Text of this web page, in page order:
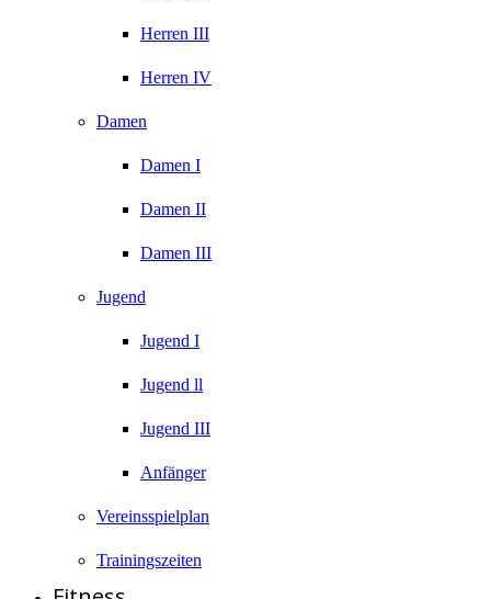
Herren III
Herren IV
Damen
Damen I
Damen II
Damen III
Jugend
Jugend I
Jugend ll
Jugend III
Anfänger
Vereinsspielplan
Trainingszeiten